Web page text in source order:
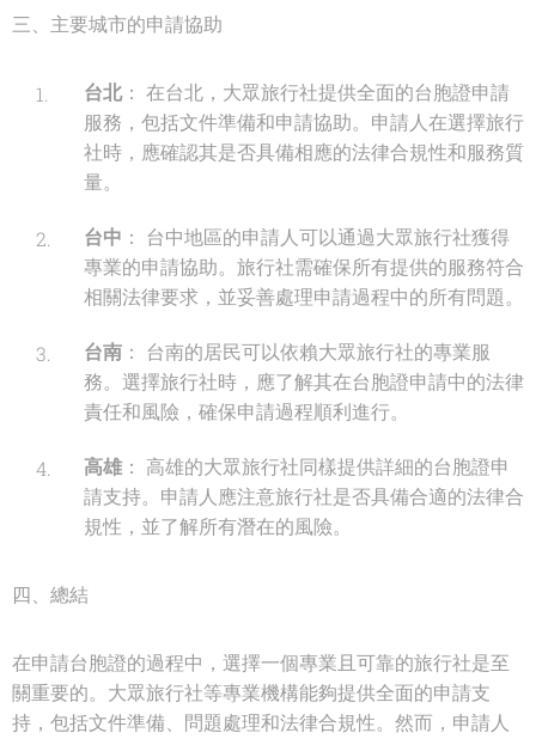
三、主要城市的申請協助
台北： 在台北，大眾旅行社提供全面的台胞證申請
服務，包括文件準備和申請協助。申請人在選擇旅行
社時，應確認其是否具備相應的法律合規性和服務質
量。
台中 ： 台中地區的申請人可以通過大眾旅行社獲得
專業的申請協助。旅行社需確保所有提供的服務符合
相關法律要求，並妥善處理申請過程中的所有問題。
台南 ： 台南的居民可以依賴大眾旅行社的專業服
務。選擇旅行社時，應了解其在台胞證申請中的法律
責任和風險，確保申請過程順利進行。
高雄 ： 高雄的大眾旅行社同樣提供詳細的台胞證申
請支持。申請人應注意旅行社是否具備合適的法律合
規性，並了解所有潛在的風險。
四、總結
在申請台胞證的過程中，選擇一個專業且可靠的旅行社是至
關重要的。大眾旅行社等專業機構能夠提供全面的申請支
持，包括文件準備、問題處理和法律合規性。然而，申請人